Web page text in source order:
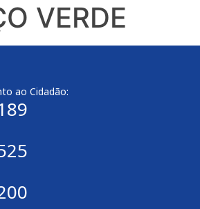
VERDE
ao Cidadão: